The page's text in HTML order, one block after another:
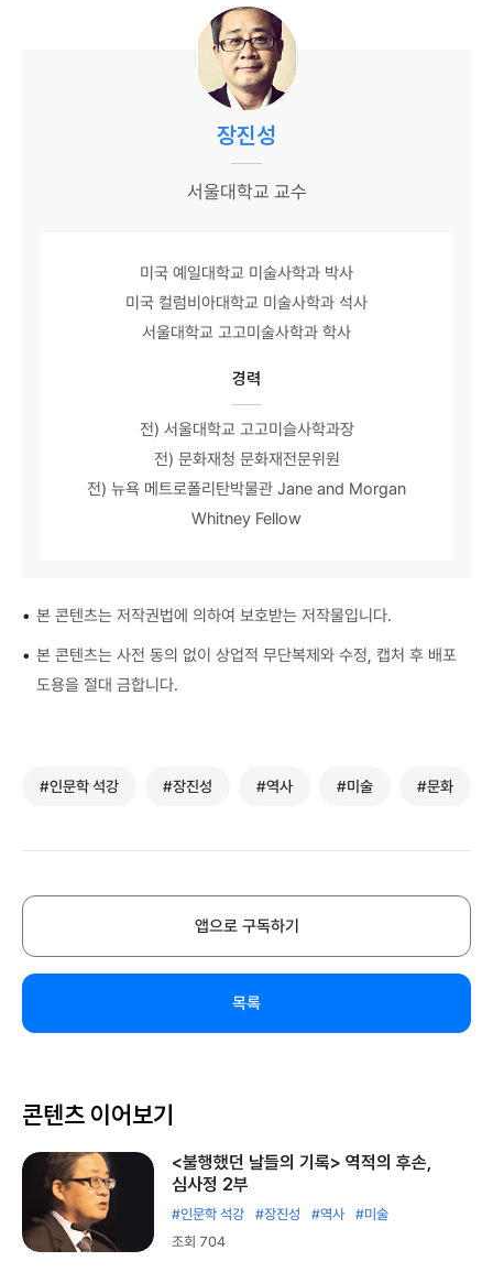
장진성
서울대학교 교수
미국 예일대학교 미술사학과 박사
미국 컬럼비아대학교 미술사학과 석사
서울대학교 고고미술사학과 학사
경력
전) 서울대학교 고고미슬사학과장
전) 문화재청 문화재전문위원
전) 뉴욕 메트로폴리탄박물관 Jane and Morgan
Whitney Fellow
• 본 콘텐츠는 저작권법에 의하여 보호받는 저작물입니다.
• 본 콘텐츠는 사전 동의 없이 상업적 무단복제와 수정, 캡처 후 배포
도용을 절대 금합니다.
#인문학 석강 #장진성 #역사 #미술 #문화
앱으로 구독하기
목록
콘텐츠 이어보기
<불행했던 날들의 기록> 역적의 후손,
심사정 2부
#인문학 석강 #장진성 #역사
#미술
조회 704